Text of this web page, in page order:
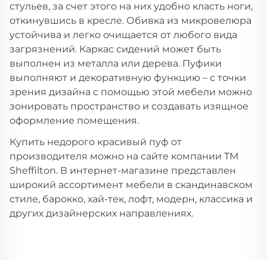
стульев, за счет этого на них удобно класть ноги,
откинувшись в кресле. Обивка из микровелюра
устойчива и легко очищается от любого вида
загрязнений. Каркас сидений может быть
выполнен из металла или дерева. Пуфики
выполняют и декоративную функцию – с точки
зрения дизайна с помощью этой мебели можно
зонировать пространство и создавать изящное
оформление помещения.
Купить недорого красивый пуф от
производителя можно на сайте компании ТМ
Sheffilton. В интернет-магазине представлен
широкий ассортимент мебели в скандинавском
стиле, барокко, хай-тек, лофт, модерн, классика и
других дизайнерских направлениях.